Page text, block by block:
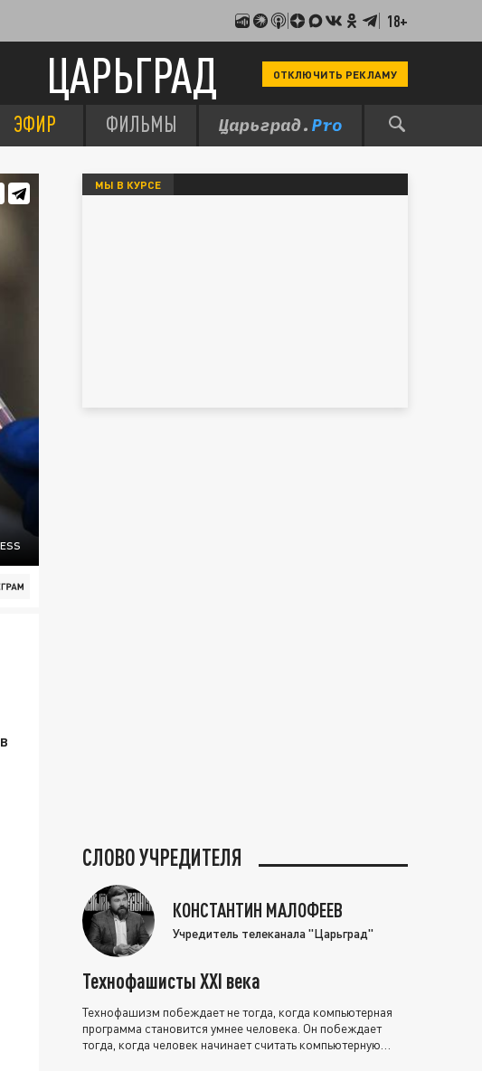
18+
ЦАРЬГРАД ОТКЛЮЧИТЬ РЕКЛАМУ
ЭФИР ФИЛЬМЫ
МЫ В КУРСЕ
СЛОВО УЧРЕДИТЕЛЯ
КОНСТАНТИН МАЛОФЕЕВ
Учредитель телеканала "Царьград"
Технофашисты XXI века
Технофашизм побеждает не тогда, когда компьютерная
программа становится умнее человека. Он побеждает
тогда, когда человек начинает считать компьютерную